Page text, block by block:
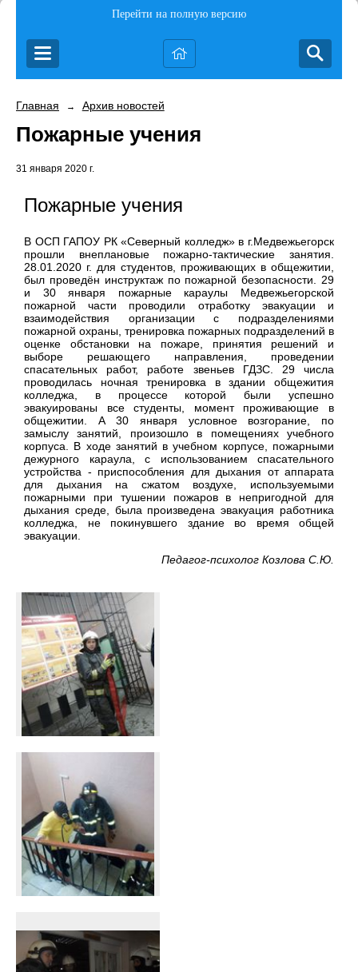
Перейти на полную версию
Главная → Архив новостей
Пожарные учения
31 января 2020 г.
Пожарные учения
В ОСП ГАПОУ РК «Северный колледж» в г.Медвежьегорск
прошли внеплановые пожарно-тактические занятия.
28.01.2020 г. для студентов, проживающих в общежитии,
был проведён инструктаж по пожарной безопасности. 29
и 30 января пожарные караулы Медвежьегорской
пожарной части проводили отработку эвакуации и
взаимодействия организации с подразделениями
пожарной охраны, тренировка пожарных подразделений в
оценке обстановки на пожаре, принятия решений и
выборе решающего направления, проведении
спасательных работ, работе звеньев ГДЗС. 29 числа
проводилась ночная тренировка в здании общежития
колледжа, в процессе которой были успешно
эвакуированы все студенты, момент проживающие в
общежитии. А 30 января условное возгорание, по
замыслу занятий, произошло в помещениях учебного
корпуса. В ходе занятий в учебном корпусе, пожарными
дежурного караула, с использованием спасательного
устройства - приспособления для дыхания от аппарата
для дыхания на сжатом воздухе, используемыми
пожарными при тушении пожаров в непригодной для
дыхания среде, была произведена эвакуация работника
колледжа, не покинувшего здание во время общей
эвакуации.
Педагог-психолог Козлова С.Ю.